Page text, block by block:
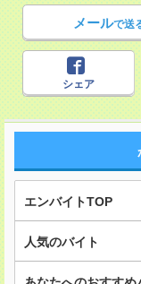
メールで送
シェア
エンバイトTOP
人気のバイト